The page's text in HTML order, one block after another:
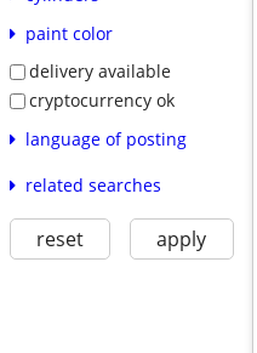
paint color
delivery available
cryptocurrency ok
language of posting
related searches
reset apply